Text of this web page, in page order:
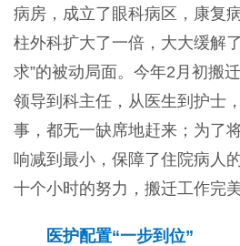
病房，成立了眼科病区，康复
柱外科扩大了一倍，大大缓解
求”的被动局面。今年2月初搬
领导到科主任，从医生到护士
事，都无一缺席地赶来；为了
响减到最小，保障了住院病人
十个小时的努力，搬迁工作完美
医护配置“一步到位”